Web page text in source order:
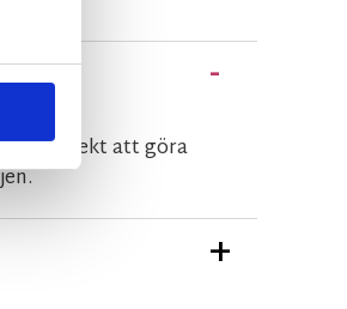
Perfekt att göra